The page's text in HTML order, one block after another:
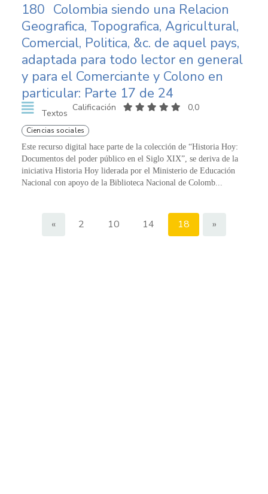
180 Colombia siendo una Relacion
Geografica, Topografica, Agricultural,
Comercial, Politica, &c. de aquel pays,
adaptada para todo lector en general
y para el Comerciante y Colono en
particular: Parte 17 de 24
Textos
Calificación 0,0
Ciencias sociales
Este recurso digital hace parte de la colección de “Historia Hoy:
Documentos del poder público en el Siglo XIX”, se deriva de la
iniciativa Historia Hoy liderada por el Ministerio de Educación
Nacional con apoyo de la Biblioteca Nacional de Colomb...
« 2 10 14 18 »